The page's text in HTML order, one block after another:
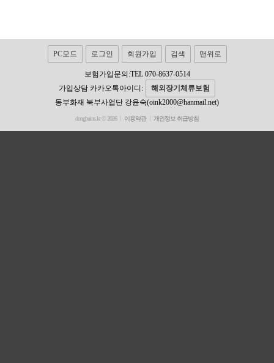
PC모드 로그인 회원가입 검색 맨위로
보험가입문의:TEL 070-8637-0514
가입상담 카카오톡아이디:
해외장기체류보험
동부화재 북부사업단 강윤숙(oink2000@hanmail.net)
dongbuins.kr © 2026 이용약관 개인정보 취급방침